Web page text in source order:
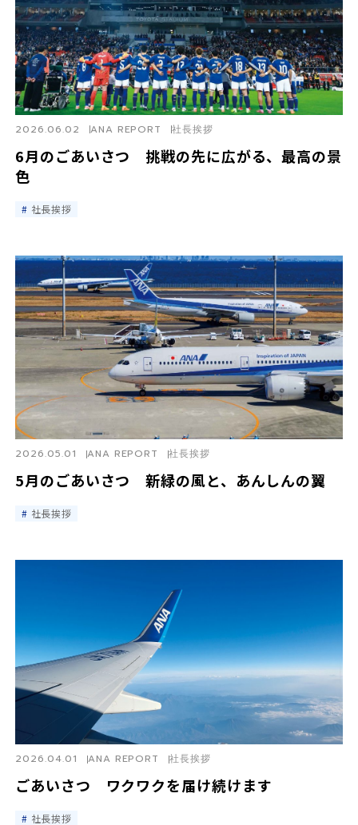
6月のごあいさつ 挑戦の先に広がる、最高の景
色
2026.06.02 ANA REPORT 社長挨拶
社長挨拶
5月のごあいさつ 新緑の風と、あんしんの翼
2026.05.01 ANA REPORT 社長挨拶
社長挨拶
ごあいさつ ワクワクを届け続けます
2026.04.01 ANA REPORT 社長挨拶
社長挨拶